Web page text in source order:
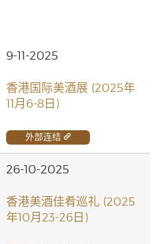
9-11-2025
香港国际美酒展 (2025年
11月6-8日)
外部连结
26-10-2025
香港美酒佳肴巡礼 (2025
年10月23-26日)